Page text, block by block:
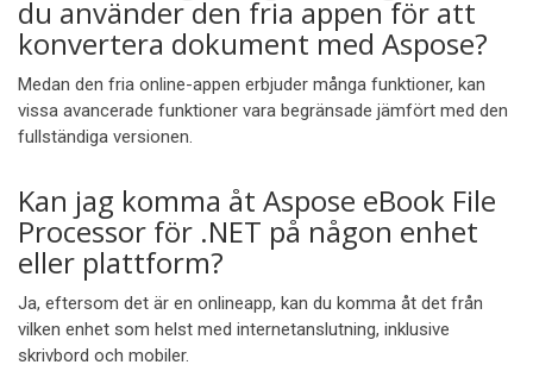
du använder den fria appen för att
konvertera dokument med Aspose?
Medan den fria online-appen erbjuder många funktioner, kan
vissa avancerade funktioner vara begränsade jämfört med den
fullständiga versionen.
Kan jag komma åt Aspose eBook File
Processor för .NET på någon enhet
eller plattform?
Ja, eftersom det är en onlineapp, kan du komma åt det från
vilken enhet som helst med internetanslutning, inklusive
skrivbord och mobiler.